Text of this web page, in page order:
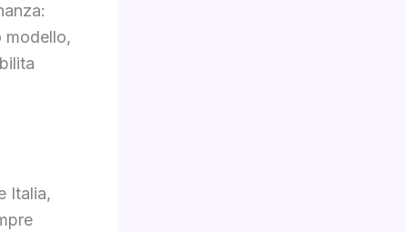
modello,
Italia,